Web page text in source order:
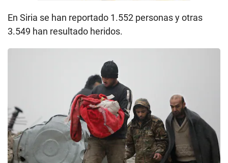
En Siria se han reportado 1.552 personas y otras
3.549 han resultado heridos.